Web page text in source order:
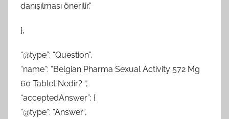
danışılması önerilir.”
},
“@type”: “Question”,
“name”: “Belgian Pharma Sexual Activity 572 Mg
60 Tablet Nedir? “,
“acceptedAnswer”: {
“@type”: “Answer”,